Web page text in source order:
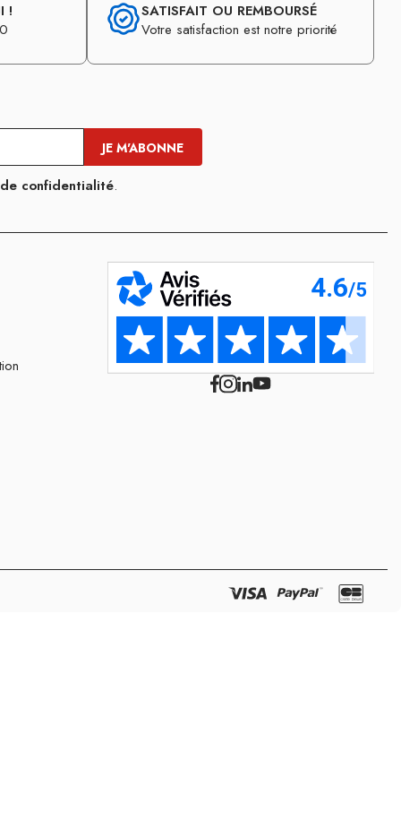
!
SATISFAIT OU REMBOURSÉ
Votre satisfaction est notre priorité
confidentialité.